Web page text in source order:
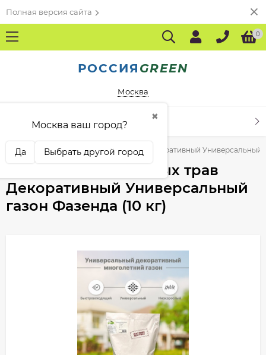
Полная версия сайта
0
РОССИЯ GREEN
Москва
✖
Москва ваш город?
Да Выбрать другой город
КАТАЛОГ ТОВАРОВ
Price Смесь семян газонных трав Декоративный Универсальный
Смесь семян газонных трав
Декоративный Универсальный
газон Фазенда (10 кг)